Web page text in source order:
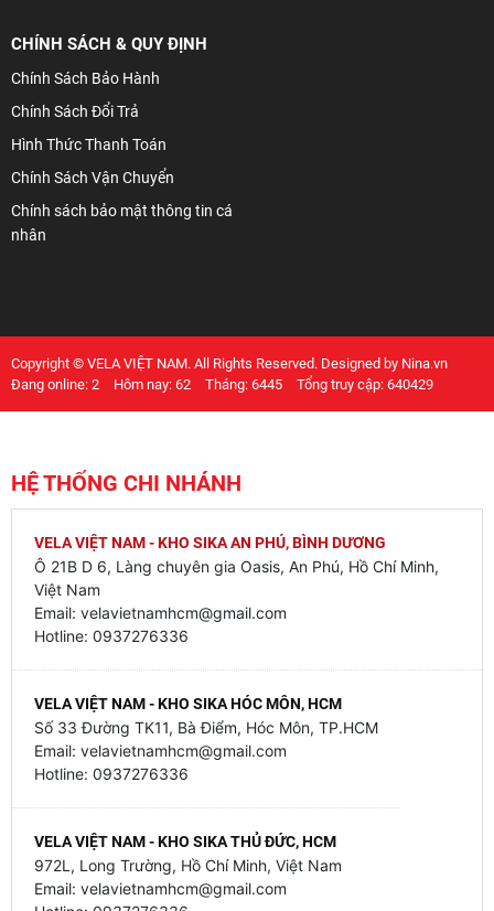
CHÍNH SÁCH & QUY ĐỊNH
Chính Sách Bảo Hành
Chính Sách Đổi Trả
Hình Thức Thanh Toán
Chính Sách Vận Chuyển
Chính sách bảo mật thông tin cá
nhân
Copyright © VELA VIỆT NAM. All Rights Reserved. Designed by Nina.vn
Đang online: 2
Hôm nay: 62 Tháng: 6445 Tổng truy cập: 640429
HỆ THỐNG CHI NHÁNH
VELA VIỆT NAM - KHO SIKA AN PHÚ, BÌNH DƯƠNG
Ô 21B D 6, Làng chuyên gia Oasis, An Phú, Hồ Chí Minh,
Việt Nam
Email: velavietnamhcm@gmail.com
Hotline: 0937276336
VELA VIỆT NAM - KHO SIKA HÓC MÔN, HCM
Số 33 Đường TK11, Bà Điểm, Hóc Môn, TP.HCM
Email: velavietnamhcm@gmail.com
Hotline: 0937276336
VELA VIỆT NAM - KHO SIKA THỦ ĐỨC, HCM
972L, Long Trường, Hồ Chí Minh, Việt Nam
Email: velavietnamhcm@gmail.com